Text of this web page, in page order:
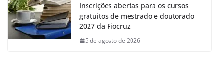
Inscrições abertas para os cursos
gratuitos de mestrado e doutorado
2027 da Fiocruz
5 de agosto de 2026